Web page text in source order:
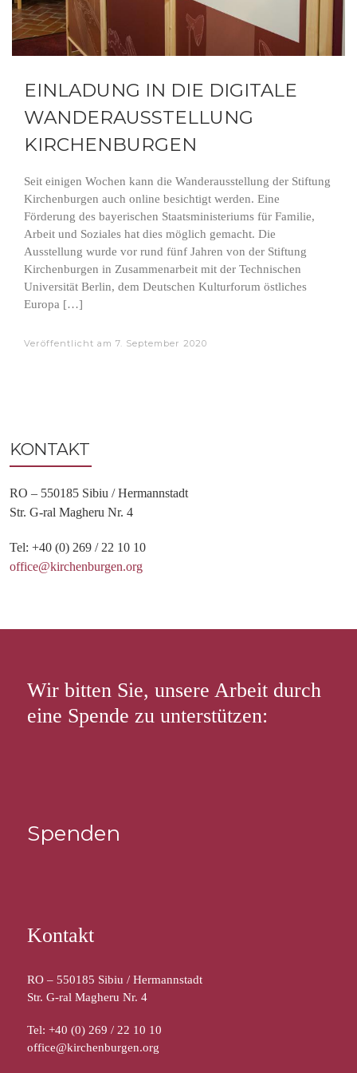
EINLADUNG IN DIE DIGITALE
WANDERAUSSTELLUNG
KIRCHENBURGEN
Seit einigen Wochen kann die Wanderausstellung der Stiftung
Kirchenburgen auch online besichtigt werden. Eine
Förderung des bayerischen Staatsministeriums für Familie,
Arbeit und Soziales hat dies möglich gemacht. Die
Ausstellung wurde vor rund fünf Jahren von der Stiftung
Kirchenburgen in Zusammenarbeit mit der Technischen
Universität Berlin, dem Deutschen Kulturforum östliches
Europa […]
Veröffentlicht am 7. September 2020
KONTAKT
RO – 550185 Sibiu / Hermannstadt
Str. G-ral Magheru Nr. 4
Tel: +40 (0) 269 / 22 10 10
office@kirchenburgen.org
Wir bitten Sie, unsere Arbeit durch
eine Spende zu unterstützen:
Spenden
Kontakt
RO – 550185 Sibiu / Hermannstadt
Str. G-ral Magheru Nr. 4
Tel: +40 (0) 269 / 22 10 10
office@kirchenburgen.org